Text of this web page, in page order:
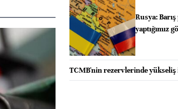
Rusya:
yaptığımız
TCMB'nin rezervlerinde